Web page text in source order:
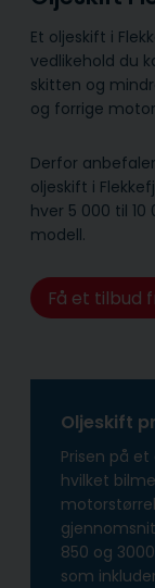
Et oljeskift i
vedlikehold du
skitten og
og forrige
Derfor
oljeskift i
hver 5 000 til
modell.
Få et tilbud
Oljeskift
Prisen på
hvilket
850 og
som